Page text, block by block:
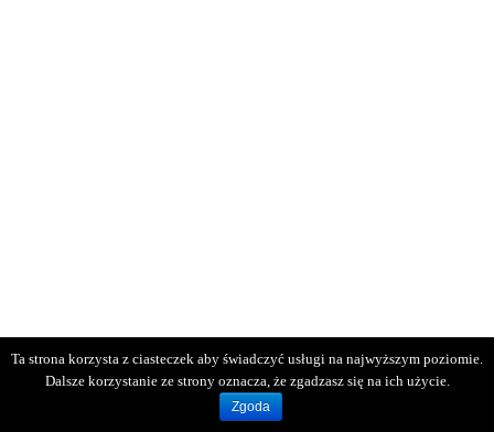
Ta strona korzysta z ciasteczek aby świadczyć usługi na najwyższym poziomie.
Dalsze korzystanie ze strony oznacza, że zgadzasz się na ich użycie.
Zgoda